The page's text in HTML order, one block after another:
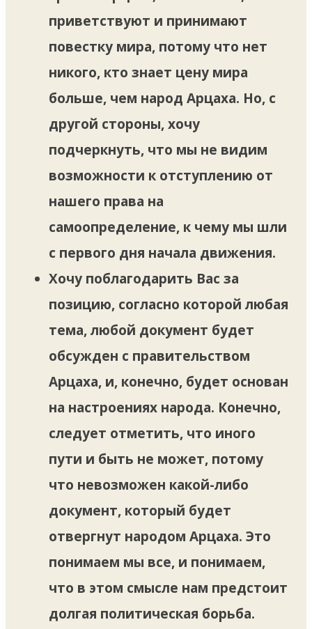
приветствуют и принимают
повестку мира, потому что нет
никого, кто знает цену мира
больше, чем народ Арцаха. Но, с
другой стороны, хочу
подчеркнуть, что мы не видим
возможности к отступлению от
нашего права на
самоопределение, к чему мы шли
с первого дня начала движения.
Хочу поблагодарить Вас за
позицию, согласно которой любая
тема, любой документ будет
обсужден с правительством
Арцаха, и, конечно, будет основан
на настроениях народа. Конечно,
следует отметить, что иного
пути и быть не может, потому
что невозможен какой-либо
документ, который будет
отвергнут народом Арцаха. Это
понимаем мы все, и понимаем,
что в этом смысле нам предстоит
долгая политическая борьба.